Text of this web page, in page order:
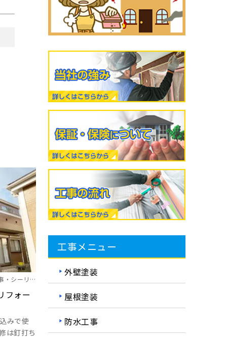
・シーリン
フォー
みで使
は釘打ち
工事メニュー
外壁塗装
屋根塗装
防水工事